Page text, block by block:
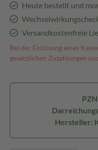
Heute bestellt und
Versandkostenfreie
Bei der Einlösung eines
gesetzlichen Zuzahlungen
Hersteller: